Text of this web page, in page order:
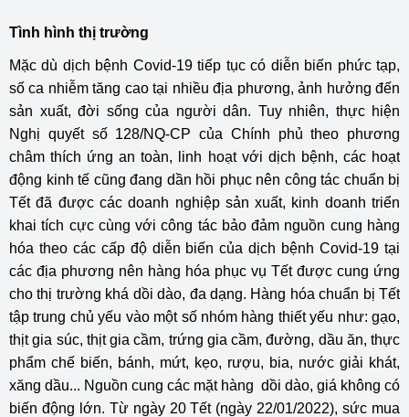
Tình hình thị trường
Mặc dù dịch bệnh Covid-19 tiếp tục có diễn biến phức tạp,
số ca nhiễm tăng cao tại nhiều địa phương, ảnh hưởng đến
sản xuất, đời sống của người dân. Tuy nhiên, thực hiện
Nghị quyết số 128/NQ-CP của Chính phủ theo phương
châm thích ứng an toàn, linh hoạt với dịch bệnh, các hoạt
động kinh tế cũng đang dần hồi phục nên công tác chuẩn bị
Tết đã được các doanh nghiệp sản xuất, kinh doanh triển
khai tích cực cùng với công tác bảo đảm nguồn cung hàng
hóa theo các cấp độ diễn biến của dịch bệnh Covid-19 tại
các địa phương nên hàng hóa phục vụ Tết được cung ứng
cho thị trường khá dồi dào, đa dạng. Hàng hóa chuẩn bị Tết
tập trung chủ yếu vào một số nhóm hàng thiết yếu như: gạo,
thịt gia súc, thịt gia cầm, trứng gia cầm, đường, dầu ăn, thực
phẩm chế biến, bánh, mứt, kẹo, rượu, bia, nước giải khát,
xăng dầu... Nguồn cung các mặt hàng dồi dào, giá không có
biến động lớn. Từ ngày 20 Tết (ngày 22/01/2022), sức mua